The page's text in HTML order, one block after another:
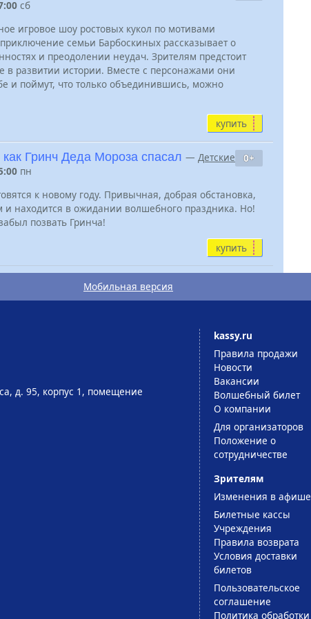
сб
игровое шоу ростовых кукол по мотивами
семьи Барбоскиных рассказывает о
и преодолении неудач. Зрителям предстоит
в развитии истории. Вместе с персонажами они
и поймут, что только объединившись, можно
купить
0+
Гринч Деда Мороза спасал — Детские
пн
к новому году. Привычная, добрая обстановка,
и находится в ожидании волшебного праздника. Но!
позвать Гринча!
купить
Мобильная версия
д. 95, корпус 1, помещение
kassy.ru
Правила продажи
Новости
Вакансии
Волшебный билет
О компании
Для организаторов
Положение о
сотрудничестве
Зрителям
Изменения в афише
Билетные кассы
Учреждения
Правила возврата
Условия доставки
билетов
Пользовательское
соглашение
Политика обработки